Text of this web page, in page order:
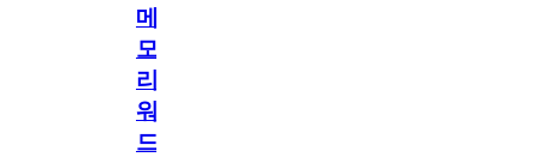
메
모
리
워
드